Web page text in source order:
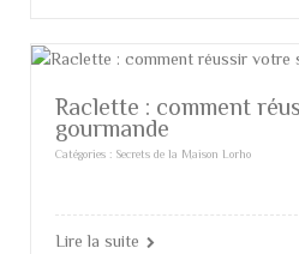
Raclette : comment
gourmande
Catégories : Secrets de la Maison Lorho
Lire la suite